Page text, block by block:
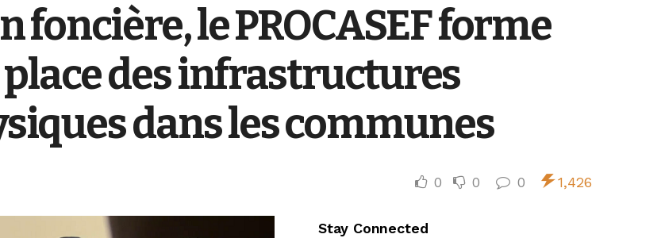
le PROCASEF forme
place des infrastructures
dans les communes
0 0 0 1,426
Stay Connected